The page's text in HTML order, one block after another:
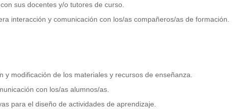
sus docentes y/o tutores de curso.
interacción y comunicación con los/as compañeros/as de formación.
y modificación de los materiales y recursos de enseñanza.
con los/as alumnos/as.
para el diseño de actividades de aprendizaje.